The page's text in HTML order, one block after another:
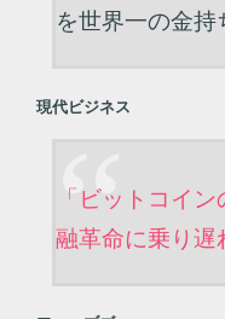
を世界一の金持
現代ビジネス
「ビットコイ
融革命に乗り遅